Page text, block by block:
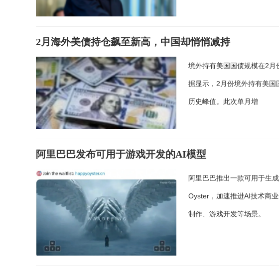
2月海外美债持仓飙至新高，中国却悄悄减持
境外持有美国国债规模在2
据显示，2月份境外持有美
历史峰值。此次单月增
阿里巴巴发布可用于游戏开发的AI模型
阿里巴巴推出一款可用于生
Oyster，加速推进AI技术商
制作、游戏开发等场景。